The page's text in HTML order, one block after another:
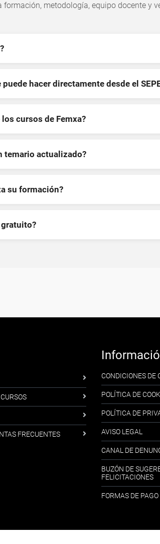
metodología, equipo docente y
hacer directamente desde el
cursos de Femxa?
temario actualizado?
su formación?
FRECUENTES
CONDICIONES DE
POLÍTICA DE
POLÍTICA DE
AVISO LEGAL
CANAL DE
BUZÓN DE
FELICITACIONES
FORMAS DE PAGO